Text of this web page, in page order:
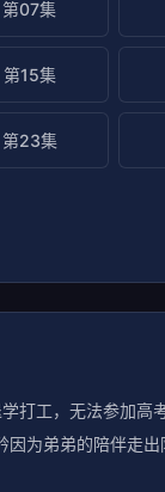
第07集
第15集
第23集
打工，无法参加高
因为弟弟的陪伴走